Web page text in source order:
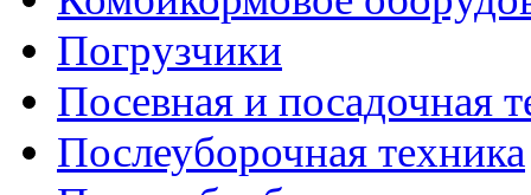
Погрузчики
Посевная и посадочная
Послеуборочная техника